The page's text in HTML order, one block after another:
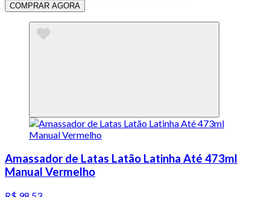
COMPRAR AGORA
Amassador de Latas Latão Latinha Até 473ml
Manual Vermelho